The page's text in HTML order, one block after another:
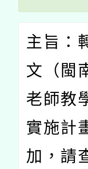
主旨：
文（閩
老師教
實施計
加，請